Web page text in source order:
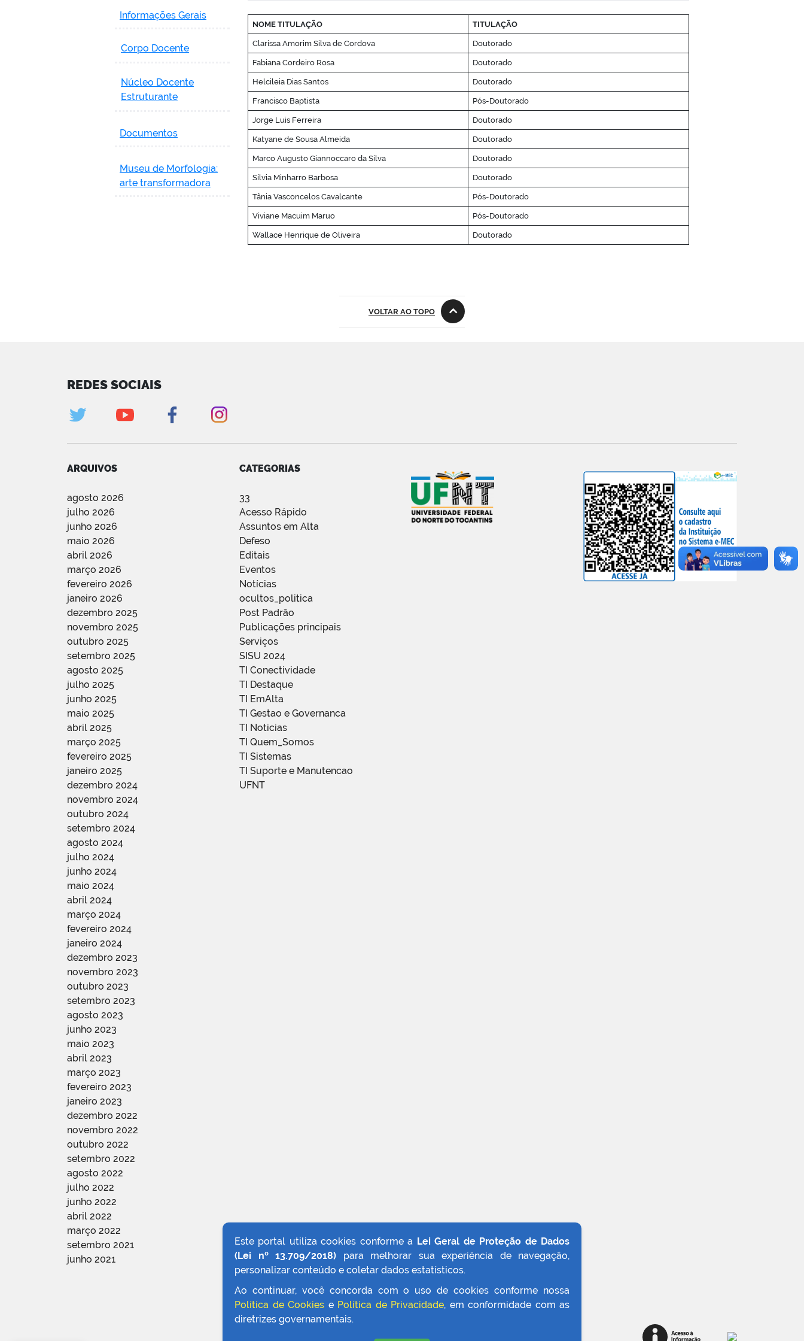
Informações Gerais
Corpo Docente
Núcleo Docente
Estruturante
Documentos
Museu de Morfologia:
arte transformadora
NOME TITULAÇÃO TITULAÇÃO
Clarissa Amorim Silva de Cordova Doutorado
Fabiana Cordeiro Rosa Doutorado
Helcileia Dias Santos Doutorado
Francisco Baptista Pós-Doutorado
Jorge Luis Ferreira Doutorado
Katyane de Sousa Almeida Doutorado
Marco Augusto Giannoccaro da Silva Doutorado
Sílvia Minharro Barbosa Doutorado
Tânia Vasconcelos Cavalcante Pós-Doutorado
Viviane Macuim Maruo Pós-Doutorado
Wallace Henrique de Oliveira Doutorado
VOLTAR AO TOPO
Este portal utiliza cookies conforme a Lei Geral de Proteção de Dados
(Lei nº 13.709/2018) para melhorar sua experiência de navegação,
personalizar conteúdo e coletar dados estatísticos.
Ao continuar, você concorda com o uso de cookies conforme nossa
Política de Cookies e Política de Privacidade, em conformidade com as
diretrizes governamentais.
REDES SOCIAIS
ARQUIVOS
agosto 2026
julho 2026
junho 2026
maio 2026
abril 2026
março 2026
fevereiro 2026
janeiro 2026
dezembro 2025
novembro 2025
outubro 2025
setembro 2025
agosto 2025
julho 2025
junho 2025
maio 2025
abril 2025
março 2025
fevereiro 2025
janeiro 2025
dezembro 2024
novembro 2024
outubro 2024
setembro 2024
agosto 2024
julho 2024
junho 2024
maio 2024
abril 2024
março 2024
fevereiro 2024
janeiro 2024
dezembro 2023
novembro 2023
outubro 2023
setembro 2023
agosto 2023
junho 2023
maio 2023
abril 2023
março 2023
fevereiro 2023
janeiro 2023
dezembro 2022
novembro 2022
outubro 2022
setembro 2022
agosto 2022
julho 2022
junho 2022
abril 2022
março 2022
setembro 2021
junho 2021
CATEGORIAS
33
Acesso Rápido
Assuntos em Alta
Defeso
Editais
Eventos
Notícias
ocultos_politica
Post Padrão
Publicações principais
Serviços
SISU 2024
TI Conectividade
TI Destaque
TI EmAlta
TI Gestao e Governanca
TI Noticias
TI Quem_Somos
TI Sistemas
TI Suporte e Manutencao
UFNT